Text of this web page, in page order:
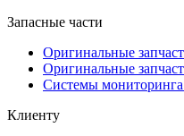
Запасные части
Оригинальные
Оригинальные
Системы
Клиенту